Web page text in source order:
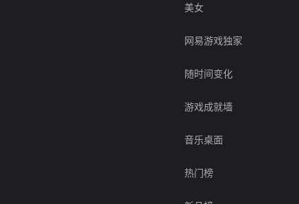
美女
网易游戏独家
随时间变化
游戏成就墙
音乐桌面
热门榜